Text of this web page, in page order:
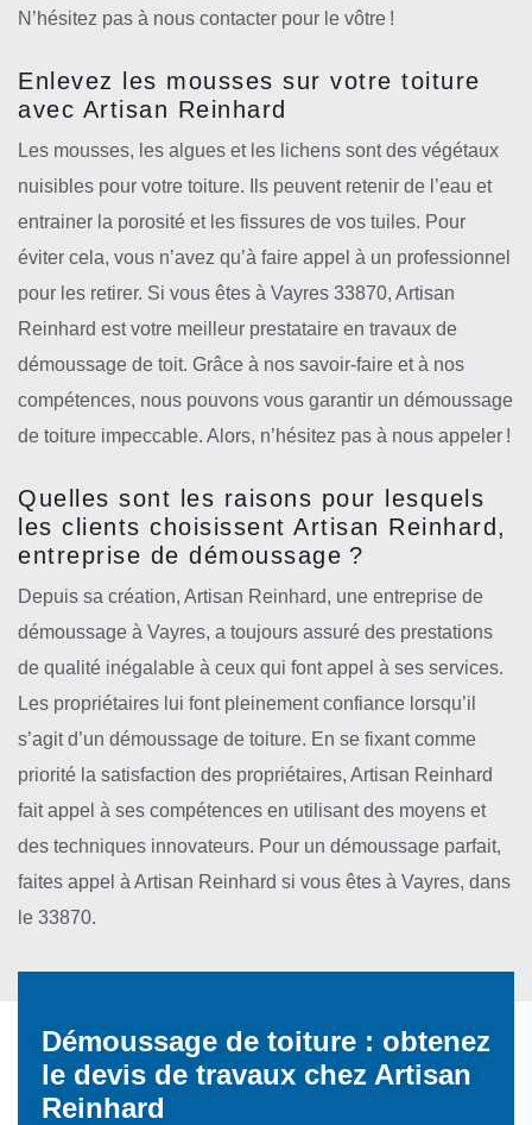
N’hésitez pas à nous contacter pour le vôtre !
Enlevez les mousses sur votre toiture
avec Artisan Reinhard
Les mousses, les algues et les lichens sont des végétaux
nuisibles pour votre toiture. Ils peuvent retenir de l’eau et
entrainer la porosité et les fissures de vos tuiles. Pour
éviter cela, vous n’avez qu’à faire appel à un professionnel
pour les retirer. Si vous êtes à Vayres 33870, Artisan
Reinhard est votre meilleur prestataire en travaux de
démoussage de toit. Grâce à nos savoir-faire et à nos
compétences, nous pouvons vous garantir un démoussage
de toiture impeccable. Alors, n’hésitez pas à nous appeler !
Quelles sont les raisons pour lesquels
les clients choisissent Artisan Reinhard,
entreprise de démoussage ?
Depuis sa création, Artisan Reinhard, une entreprise de
démoussage à Vayres, a toujours assuré des prestations
de qualité inégalable à ceux qui font appel à ses services.
Les propriétaires lui font pleinement confiance lorsqu’il
s’agit d’un démoussage de toiture. En se fixant comme
priorité la satisfaction des propriétaires, Artisan Reinhard
fait appel à ses compétences en utilisant des moyens et
des techniques innovateurs. Pour un démoussage parfait,
faites appel à Artisan Reinhard si vous êtes à Vayres, dans
le 33870.
Démoussage de toiture : obtenez
le devis de travaux chez Artisan
Reinhard